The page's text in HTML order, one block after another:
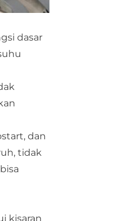
dasar
dan
tidak
kisaran